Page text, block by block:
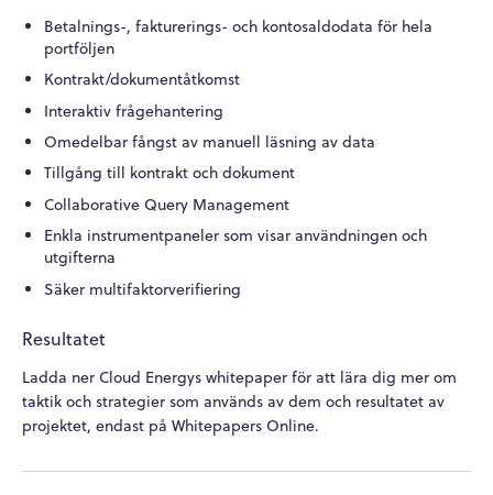
Betalnings-, fakturerings- och kontosaldodata för hela
portföljen
Kontrakt/dokumentåtkomst
Interaktiv frågehantering
Omedelbar fångst av manuell läsning av data
Tillgång till kontrakt och dokument
Collaborative Query Management
Enkla instrumentpaneler som visar användningen och
utgifterna
Säker multifaktorverifiering
Resultatet
Ladda ner Cloud Energys whitepaper för att lära dig mer om
taktik och strategier som används av dem och resultatet av
projektet, endast på Whitepapers Online.